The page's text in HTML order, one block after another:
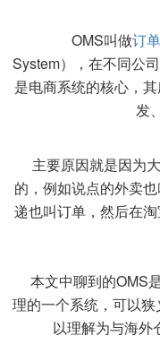
OMS叫做订
System），在不同公
是电商系统的核心，
发
主要原因就是因为大
的，例如说点的外卖
递也叫订单，然后在
本文中聊到的OMS
理的一个系统，可以
以理解为与海外